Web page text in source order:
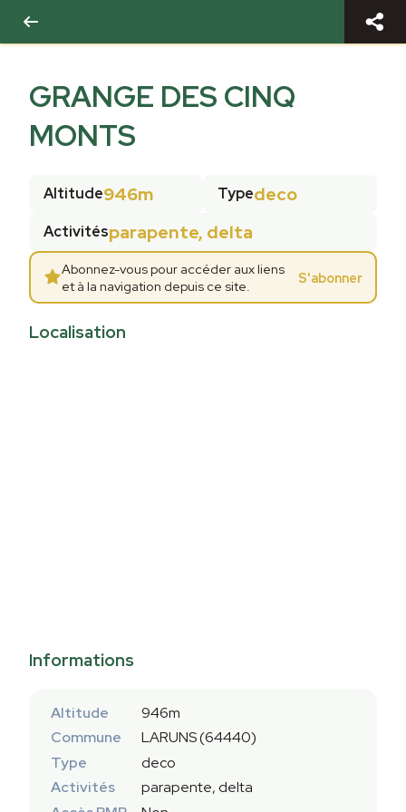
GRANGE DES CINQ
MONTS
Altitude946m Typedeco
Activitésparapente, delta
Abonnez-vous pour accéder aux liens
et à la navigation depuis ce site.
S'abonner
Localisation
Informations
Altitude
946m
Commune
LARUNS (64440)
Type
deco
Activités
parapente, delta